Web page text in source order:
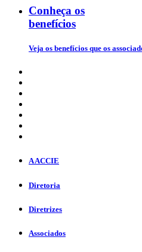
Conheça os
benefícios
Veja os benefícios que os
A ACCIE
Diretoria
Diretrizes
Associados